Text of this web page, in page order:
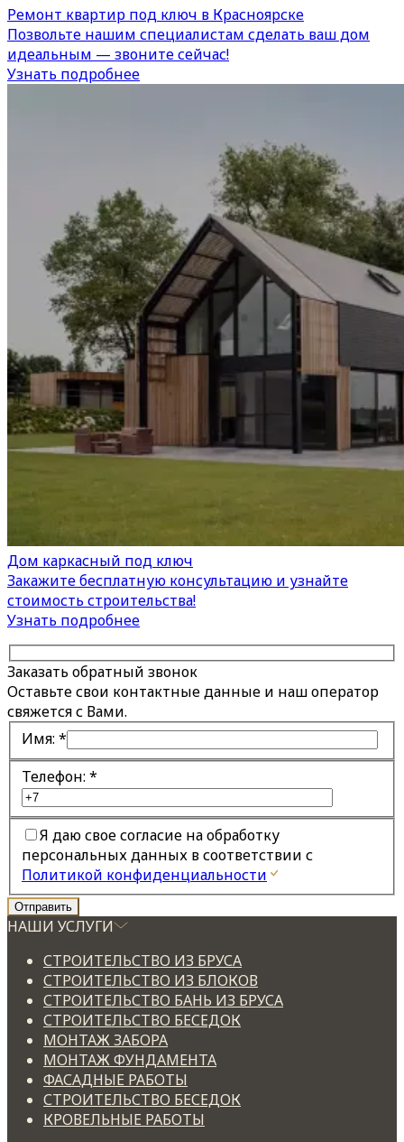
Ремонт квартир под ключ в Красноярске
Позвольте нашим специалистам сделать ваш дом
идеальным — звоните сейчас!
Узнать подробнее
Дом каркасный под ключ
Закажите бесплатную консультацию и узнайте
стоимость строительства!
Узнать подробнее
Заказать обратный звонок
Оставьте свои контактные данные и наш оператор
свяжется с Вами.
Имя: *
Телефон: *
Я даю свое согласие на обработку
персональных данных в соответствии с
Политикой конфиденциальности
НАШИ УСЛУГИ
СТРОИТЕЛЬСТВО ИЗ БРУСА
СТРОИТЕЛЬСТВО ИЗ БЛОКОВ
СТРОИТЕЛЬСТВО БАНЬ ИЗ БРУСА
СТРОИТЕЛЬСТВО БЕСЕДОК
МОНТАЖ ЗАБОРА
МОНТАЖ ФУНДАМЕНТА
ФАСАДНЫЕ РАБОТЫ
СТРОИТЕЛЬСТВО БЕСЕДОК
КРОВЕЛЬНЫЕ РАБОТЫ